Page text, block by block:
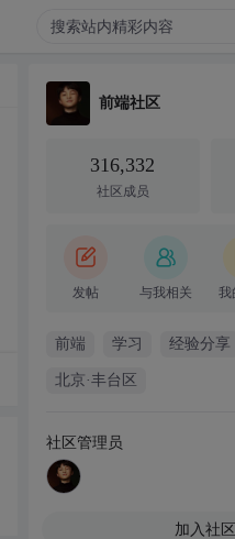
前端社区
316,332
社区成员
发帖 与我相关 我
前端 学习 经验分享
北京·丰台区
社区管理员
加入社区